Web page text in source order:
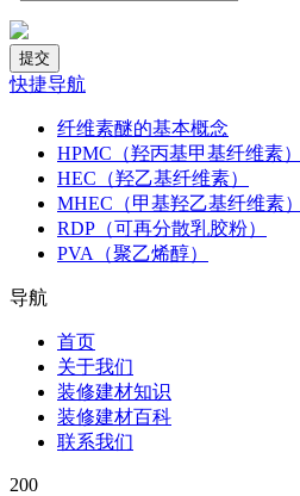
快捷导航
纤维素醚的基本概念
HPMC（羟丙基甲基纤维素）
HEC（羟乙基纤维素）
MHEC（甲基羟乙基纤维素）
RDP（可再分散乳胶粉）
PVA（聚乙烯醇）
导航
首页
关于我们
装修建材知识
装修建材百科
联系我们
200